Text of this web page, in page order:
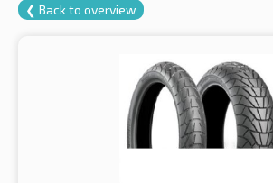
❮ Back to overview